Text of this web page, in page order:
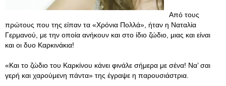
Από τους
πρώτους που της είπαν τα «Χρόνια Πολλά», ήταν η Ναταλία
Γερμανού, με την οποία ανήκουν και στο ίδιο ζώδιο, μιας και είναι
και οι δυο Καρκινάκια!
«Και το ζώδιο του Καρκίνου κάνει φινάλε σήμερα με σένα! Να’ σαι
γερή και χαρούμενη πάντα» της έγραψε η παρουσιάστρια.